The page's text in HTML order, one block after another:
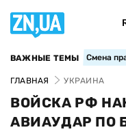
ВАЖНЫЕ ТЕМЫ Смена
ГЛАВНАЯ УКРАИНА
ВОЙСКА РФ
АВИАУДАР ПО